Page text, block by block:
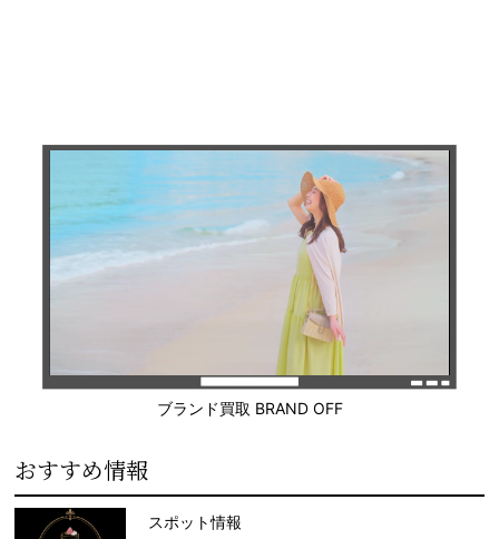
ブランド買取 BRAND OFF
おすすめ情報
スポット情報